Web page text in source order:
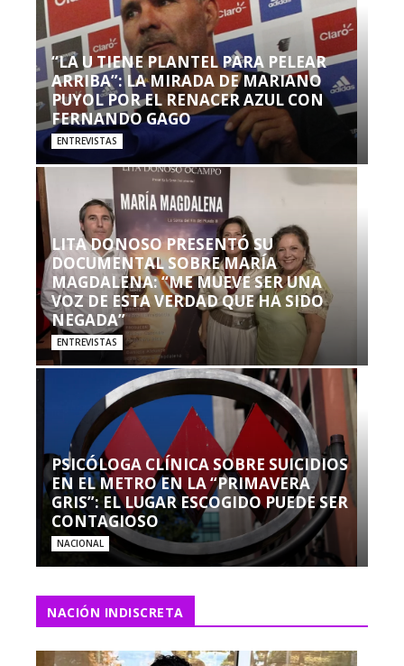
“LA U TIENE PLANTEL PARA PELEAR
ARRIBA”: LA MIRADA DE MARIANO
PUYOL POR EL RENACER AZUL CON
FERNANDO GAGO
ENTREVISTAS
LITA DONOSO PRESENTÓ SU
DOCUMENTAL SOBRE MARÍA
MAGDALENA: “ME MUEVE SER UNA
VOZ DE ESTA VERDAD QUE HA SIDO
NEGADA”
ENTREVISTAS
PSICÓLOGA CLÍNICA SOBRE SUICIDIOS
EN EL METRO EN LA “PRIMAVERA
GRIS”: EL LUGAR ESCOGIDO PUEDE SER
CONTAGIOSO
NACIONAL
NACIÓN INDISCRETA